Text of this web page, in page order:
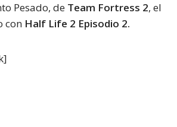
Wearables Transportación
Pesado, de Team Fortress 2, el
con Half Life 2 Episodio 2.